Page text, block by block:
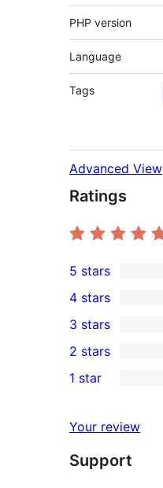
PHP version
Language
Tags
Advanced View
Ratings
2
5-
star
reviews
5 stars
4-
star
reviews
4 stars
0
3-
star
3 stars
2-
reviews
2 stars
star
reviews
1 star
Your review
Support